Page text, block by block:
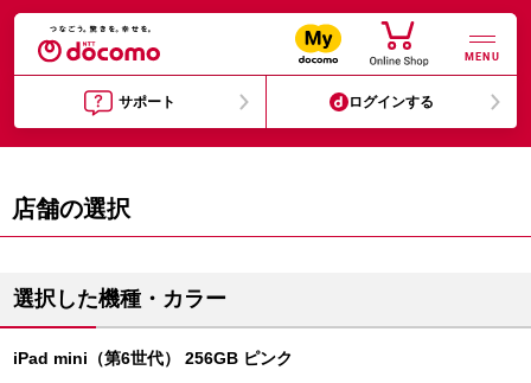
MENU
サポート ログインする
店舗の選択
選択した機種・カラー
iPad mini（第6世代） 256GB ピンク